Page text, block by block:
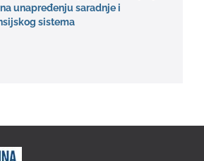
unapređenju saradnje i
sistema